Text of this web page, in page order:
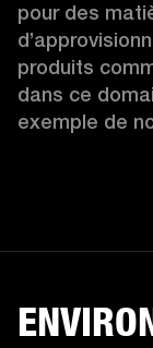
pour des
produits
dans ce
exemple de